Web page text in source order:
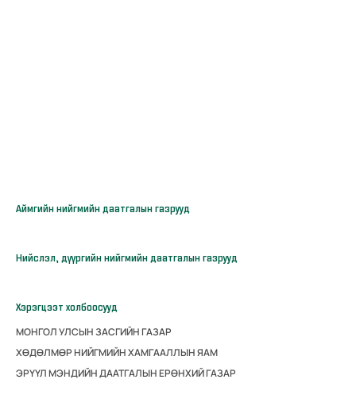
Аймгийн нийгмийн даатгалын газрууд
Нийслэл, дүүргийн нийгмийн даатгалын газрууд
Хэрэгцээт холбоосууд
МОНГОЛ УЛСЫН ЗАСГИЙН ГАЗАР
ХӨДӨЛМӨР НИЙГМИЙН ХАМГААЛЛЫН ЯАМ
ЭРҮҮЛ МЭНДИЙН ДААТГАЛЫН ЕРӨНХИЙ ГАЗАР